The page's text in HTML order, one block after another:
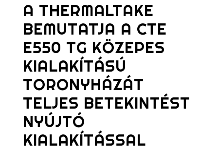
A THERMALTAKE
BEMUTATJA A CTE
E550 TG KÖZEPES
KIALAKÍTÁSÚ
TORONYHÁZÁT
TELJES BETEKINTÉST
NYÚJTÓ
KIALAKÍTÁSSAL